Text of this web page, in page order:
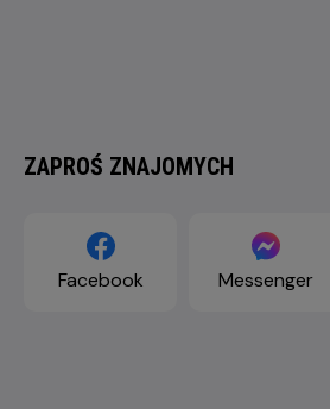
ZAPROŚ ZNAJOMYCH
Facebook Messenger